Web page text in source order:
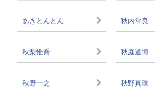
あきとんとん 秋内常良
秋梨惟喬 秋庭道博
秋野一之 秋野真珠